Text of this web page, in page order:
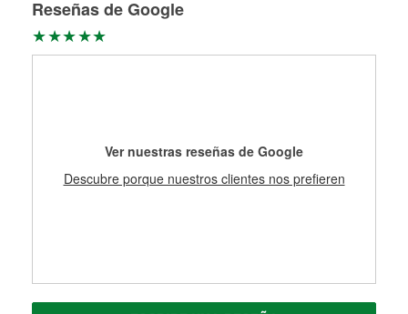
Reseñas de Google
Ver nuestras reseñas de Google
Descubre porque nuestros clientes nos prefieren